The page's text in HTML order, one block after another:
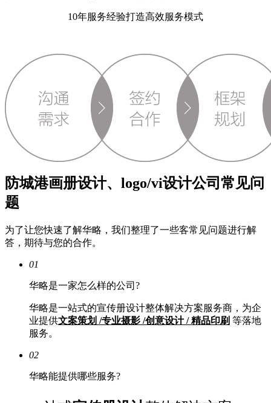
10年服务经验打造高效服务模式
防城港画册设计、logo/vi设计公司常见问
题
为了让您快速了解华略，我们整理了一些客常见问题进行解
答，期待与您的合作。
01
华略是一家怎么样的公司?
华略是一站式的宣传册设计整体解决方案服务商，为企
业提供文案策划 /专业摄影 /创意设计 / 精品印刷 等落地
服务。
02
华略能提供哪些服务?